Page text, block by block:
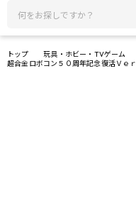
トップ 玩具・ホビー・TVゲーム
超合金ロボコン５０周年記念復活Ｖｅｒ